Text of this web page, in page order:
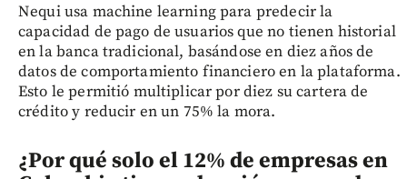
Nequi usa machine learning para predecir la
capacidad de pago de usuarios que no tienen historial
en la banca tradicional, basándose en diez años de
datos de comportamiento financiero en la plataforma.
Esto le permitió multiplicar por diez su cartera de
crédito y reducir en un 75% la mora.
¿Por qué solo el 12% de empresas en